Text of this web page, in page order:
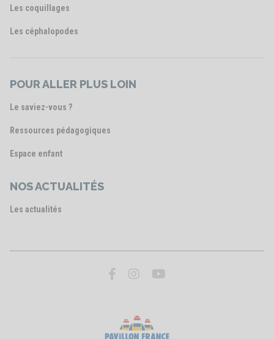
Les coquillages
Les céphalopodes
POUR ALLER PLUS LOIN
Le saviez-vous ?
Ressources pédagogiques
Espace enfant
NOS ACTUALITÉS
Les actualités